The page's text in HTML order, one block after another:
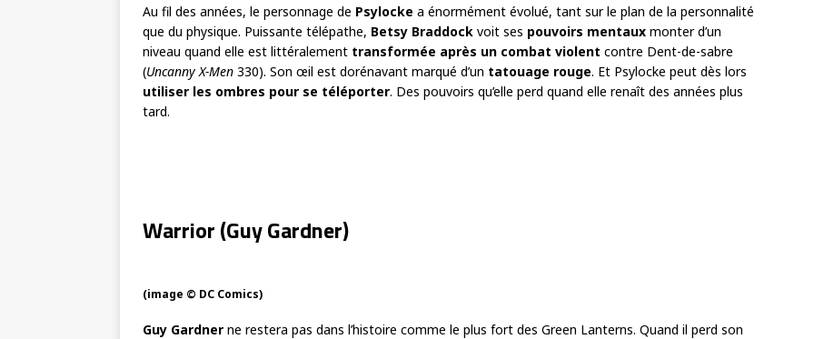
Au fil des années, le personnage de Psylocke a énormément évolué, tant sur le plan de la personnalité
que du physique. Puissante télépathe, Betsy Braddock voit ses pouvoirs mentaux monter d’un
niveau quand elle est littéralement transformée après un combat violent contre Dent-de-sabre
(Uncanny X-Men 330). Son œil est dorénavant marqué d’un tatouage rouge. Et Psylocke peut dès lors
utiliser les ombres pour se téléporter. Des pouvoirs qu’elle perd quand elle renaît des années plus
tard.
Warrior (Guy Gardner)
(image © DC Comics)
Guy Gardner ne restera pas dans l’histoire comme le plus fort des Green Lanterns. Quand il perd son